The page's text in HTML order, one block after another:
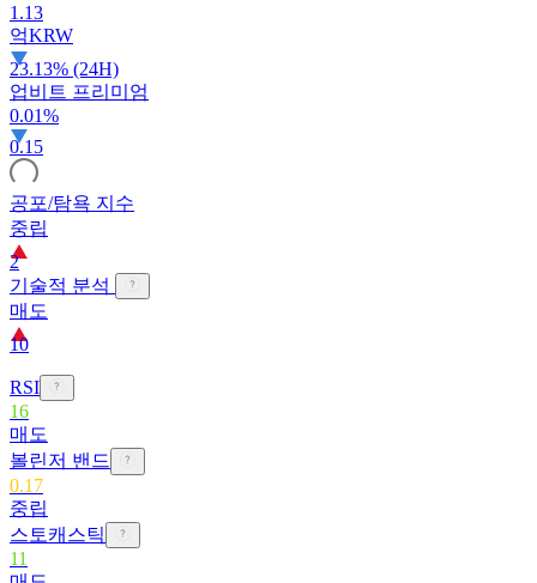
1.13
억KRW
23.13% (24H)
업비트 프리미엄
0.01%
0.15
공포/탐욕 지수
중립
2
기술적 분석
매도
10
RSI
16
매도
볼린저 밴드
0.17
중립
스토캐스틱
11